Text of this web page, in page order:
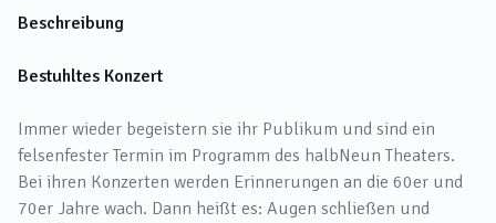
Beschreibung
Bestuhltes Konzert
Immer wieder begeistern sie ihr Publikum und sind ein
felsenfester Termin im Programm des halbNeun Theaters.
Bei ihren Konzerten werden Erinnerungen an die 60er und
70er Jahre wach. Dann heißt es: Augen schließen und